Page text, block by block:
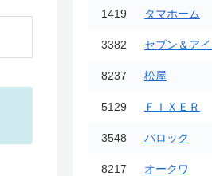
1419 タマホーム
3382 セブン＆アイ
8237 松屋
5129 ＦＩＸＥＲ
3548 バロック
8217 オークワ